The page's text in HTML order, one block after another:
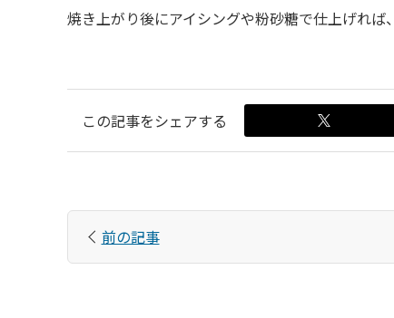
焼き上がり後にアイシングや粉砂糖で仕上げれ
前の記事